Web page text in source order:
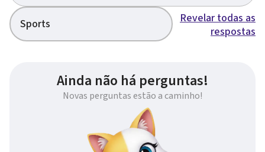
Sports
Revelar todas as
respostas
Ainda não há perguntas!
Novas perguntas estão a caminho!